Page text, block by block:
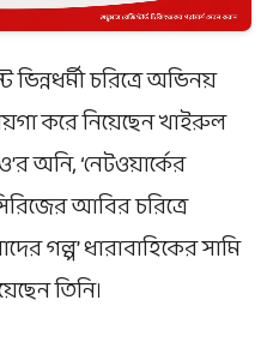
চরিত্রে অভিনয়
করে নিয়েছেনখাইরুল
অনি, ‘নেটওয়ার্কের
আবির চরিত্রে
গল্প’ ধারাবাহিকের সামি
তিনি।